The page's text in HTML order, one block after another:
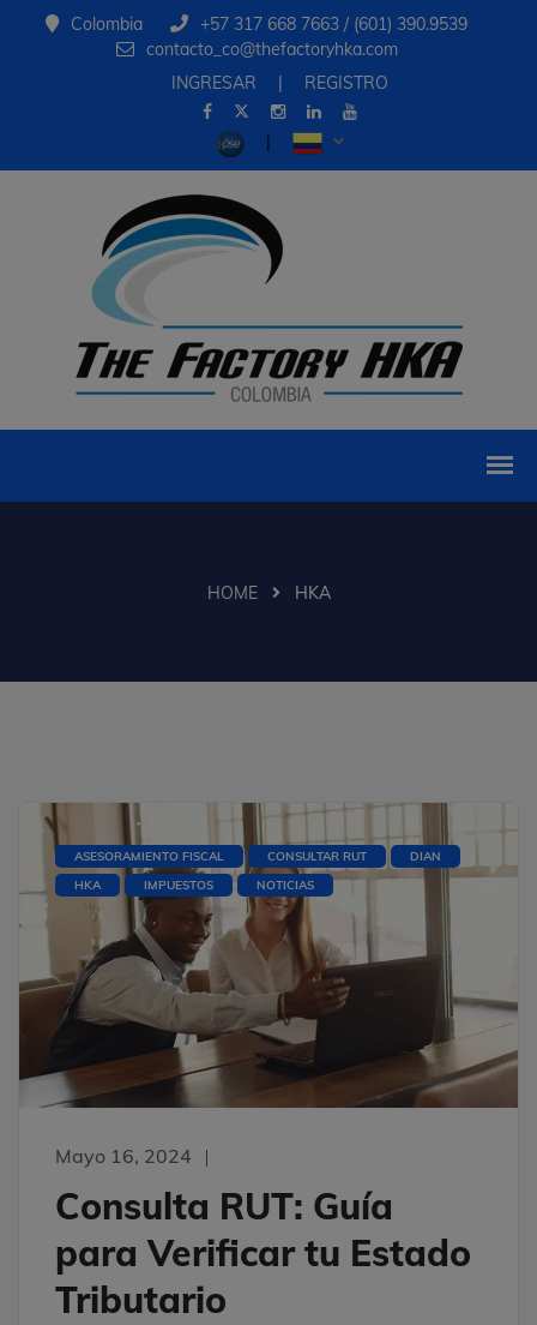
Colombia
+57 317 668 7663 / (601) 390.9539
contacto_co@thefactoryhka.com
INGRESAR
| REGISTRO
HOME HKA
ASESORAMIENTO FISCAL CONSULTAR RUT
DIAN
HKA
IMPUESTOS NOTICIAS
Mayo 16, 2024
Consulta RUT: Guía
para Verificar tu Estado
Tributario